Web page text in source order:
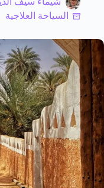
السياحة العلاجية